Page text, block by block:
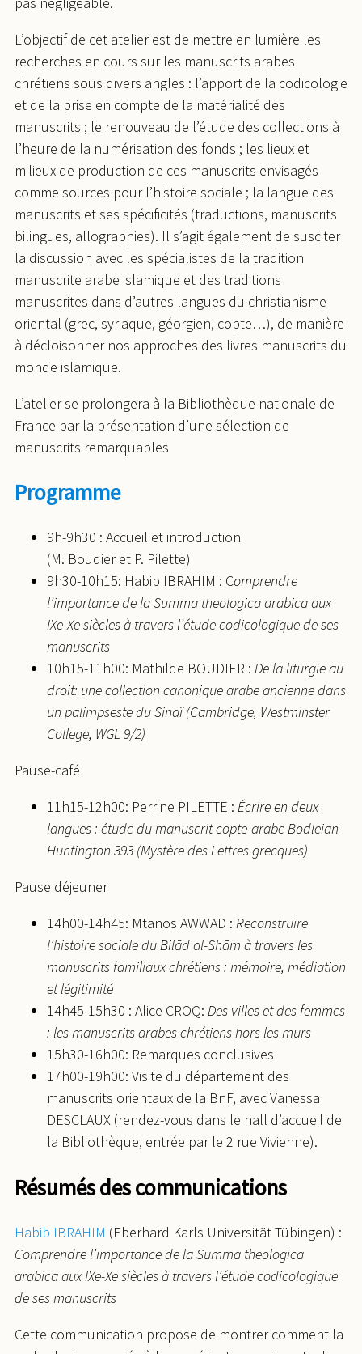
L’objectif de cet atelier est de mettre en lumière les
recherches en cours sur les manuscrits arabes
chrétiens sous divers angles : l’apport de la codicologie
et de la prise en compte de la matérialité des
manuscrits ; le renouveau de l’étude des collections à
l’heure de la numérisation des fonds ; les lieux et
milieux de production de ces manuscrits envisagés
comme sources pour l’histoire sociale ; la langue des
manuscrits et ses spécificités (traductions, manuscrits
bilingues, allographies). Il s’agit également de susciter
la discussion avec les spécialistes de la tradition
manuscrite arabe islamique et des traditions
manuscrites dans d’autres langues du christianisme
oriental (grec, syriaque, géorgien, copte…), de manière
à décloisonner nos approches des livres manuscrits du
monde islamique.
L’atelier se prolongera à la Bibliothèque nationale de
France par la présentation d’une sélection de
manuscrits remarquables
Programme
9h-9h30 : Accueil et introduction
(M. Boudier et P. Pilette)
9h30-10h15: Habib IBRAHIM : Comprendre
l’importance de la Summa theologica arabica aux
IXe-Xe siècles à travers l’étude codicologique de ses
manuscrits
10h15-11h00: Mathilde BOUDIER : De la liturgie au
droit: une collection canonique arabe ancienne dans
un palimpseste du Sinaï (Cambridge, Westminster
College, WGL 9/2)
Pause-café
11h15-12h00: Perrine PILETTE : Écrire en deux
langues : étude du manuscrit copte-arabe Bodleian
Huntington 393 (Mystère des Lettres grecques)
Pause déjeuner
14h00-14h45: Mtanos AWWAD : Reconstruire
l’histoire sociale du Bilād al-Shām à travers les
manuscrits familiaux chrétiens : mémoire, médiation
et légitimité
14h45-15h30 : Alice CROQ: Des villes et des femmes
: les manuscrits arabes chrétiens hors les murs
15h30-16h00: Remarques conclusives
17h00-19h00: Visite du département des
manuscrits orientaux de la BnF, avec Vanessa
DESCLAUX (rendez-vous dans le hall d’accueil de
la Bibliothèque, entrée par le 2 rue Vivienne).
Résumés des communications
Habib IBRAHIM (Eberhard Karls Universität Tübingen) :
Comprendre l’importance de la Summa theologica
arabica aux IXe-Xe siècles à travers l’étude codicologique
de ses manuscrits
Cette communication propose de montrer comment la